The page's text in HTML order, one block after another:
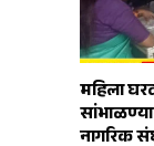
महिला
नागरिक